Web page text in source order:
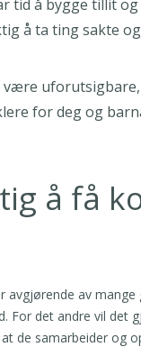
tid å bygge tillit
å ta ting sakte
for deg og
å få
av
For det andre vil det
de samarbeider og